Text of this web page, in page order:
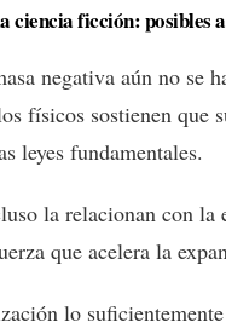
ciencia ficción: posibles
negativa aún no se
físicos sostienen que
leyes fundamentales.
la relacionan con la
que acelera la
lo